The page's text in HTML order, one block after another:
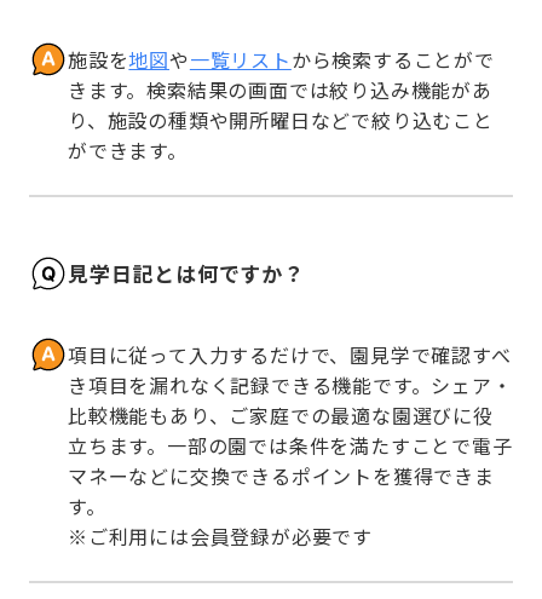
施設を地図や一覧リストから検索することがで
きます。検索結果の画面では絞り込み機能があ
り、施設の種類や開所曜日などで絞り込むこと
ができます。
見学日記とは何ですか？
項目に従って入力するだけで、園見学で確認すべ
き項目を漏れなく記録できる機能です。シェア・
比較機能もあり、ご家庭での最適な園選びに役
立ちます。一部の園では条件を満たすことで電子
マネーなどに交換できるポイントを獲得できま
す。
※ご利用には会員登録が必要です